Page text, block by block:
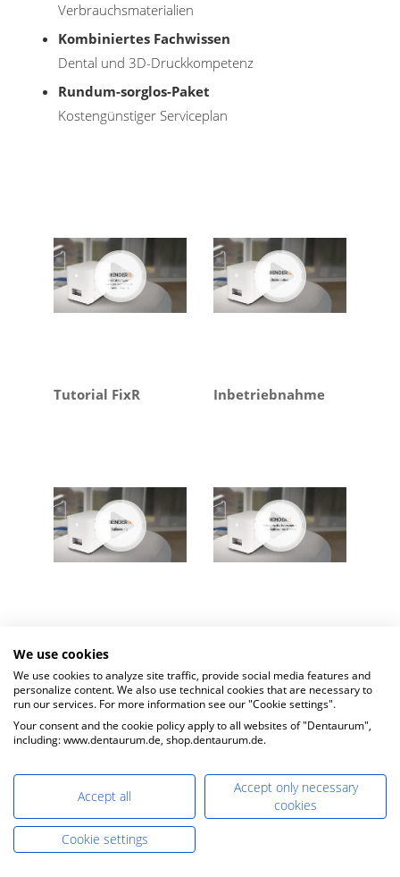
Verbrauchsmaterialien
Kombiniertes Fachwissen
Dental und 3D-Druckkompetenz
Rundum-sorglos-Paket
Kostengünstiger Serviceplan
Tutorial FixR Inbetriebnahme
We use cookies
We use cookies to analyze site traffic, provide social media features and
personalize content. We also use technical cookies that are necessary to
run our services. For more information see our "Cookie settings".
Your consent and the cookie policy apply to all websites of "Dentaurum",
including: www.dentaurum.de, shop.dentaurum.de.
Accept all
Accept only necessary
cookies
Cookie settings